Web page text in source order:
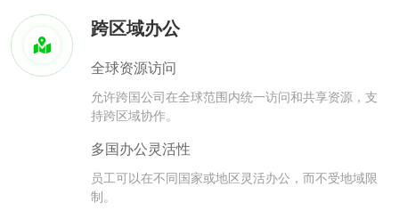
跨区域办公
全球资源访问
允许跨国公司在全球范围内统一访问和共享资源，支
持跨区域协作。
多国办公灵活性
员工可以在不同国家或地区灵活办公，而不受地域限
制。